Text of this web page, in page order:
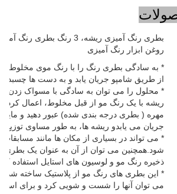
بطری رنگ آمیزی ریشه، 3
روغن ابزار رنگ آمیزی
* به سادگی بطری رنگ را با رنگ موی مخلوط
از طریق شامپو جریان یابد و به دست ها چسبد.
* محلول را می توان به سادگی با مسواک زدن
ریشه با یک رنگ مو از قبل مخلوط، اعمال
مهره ( بطری درجه بندی شده) عبور دهید و
جریان می یابدو ریشه ها، به طور مساوی
* می تواند در بسیاری از مکان ها مانند
شود.همچنین می توان از آن به عنوان یک بطری
ذخیره رنگ مو و لوسیون های استایل استفاده
* این بطری های رنگ مو از پلاستیک ساخته
می توان آنها را شست و شویی کرد و برای